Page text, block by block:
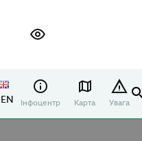
EN Інфоцентр Карта Увага